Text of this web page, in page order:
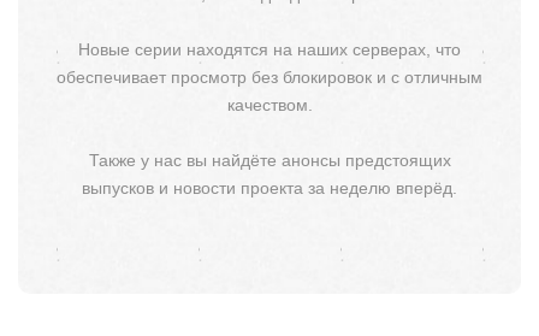
Новые серии находятся на наших серверах, что
обеспечивает просмотр без блокировок и с отличным
качеством.
Также у нас вы найдёте анонсы предстоящих
выпусков и новости проекта за неделю вперёд.